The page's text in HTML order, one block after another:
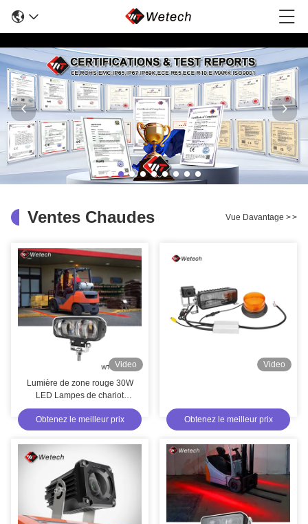
Ventes Chaudes Vue Davantage >>
Video
Lumière de zone rouge 30W
LED Lampes de chariot
élévateur étanches
Obtenez le meilleur prix
Video
Obtenez le meilleur prix